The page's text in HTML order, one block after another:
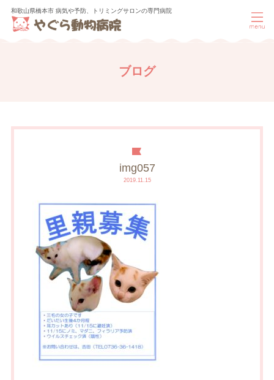
和歌山県橋本市 病気や予防、トリミングサロンの専門病院
ブログ
img057
2019.11.15